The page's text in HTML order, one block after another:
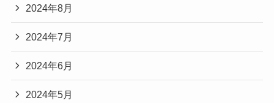
2024年8月
2024年7月
2024年6月
2024年5月